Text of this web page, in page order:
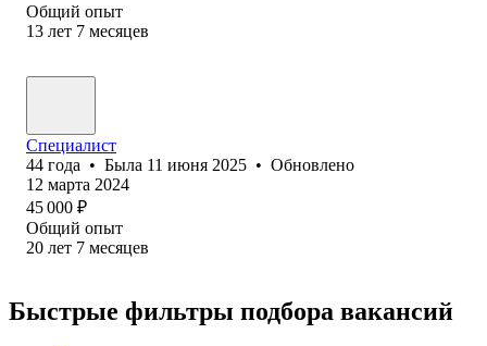
Общий опыт
13 лет 7 месяцев
Специалист
44 года • Была 11 июня 2025 • Обновлено
12 марта 2024
45 000 ₽
Общий опыт
20 лет 7 месяцев
Быстрые фильтры подбора вакансий